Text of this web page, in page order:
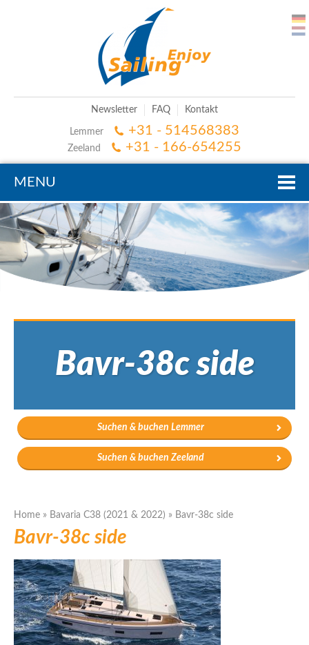
Newsletter FAQ Kontakt
Lemmer +31 - 514568383
Zeeland +31 - 166-654255
MENU
Bavr-38c side
Suchen & buchen Lemmer
Suchen & buchen Zeeland
Home » Bavaria C38 (2021 & 2022) » Bavr-38c side
Bavr-38c side